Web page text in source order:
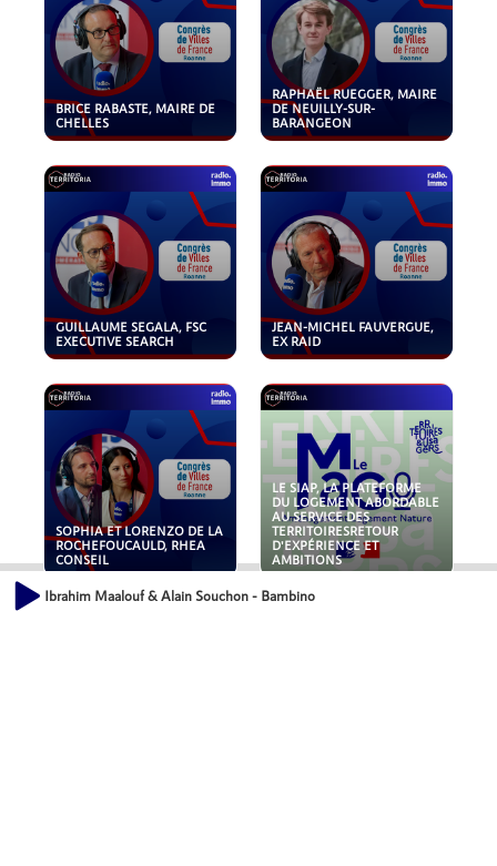
BRICE RABASTE, MAIRE DE
CHELLES
RAPHAËL RUEGGER, MAIRE
DE NEUILLY-SUR-
BARANGEON
GUILLAUME SEGALA, FSC
EXECUTIVE SEARCH
JEAN-MICHEL FAUVERGUE,
EX RAID
SOPHIA ET LORENZO DE LA
ROCHEFOUCAULD, RHEA
CONSEIL
LE SIAP, LA PLATEFORME
DU LOGEMENT ABORDABLE
AU SERVICE DES
TERRITOIRESRETOUR
D'EXPÉRIENCE ET
AMBITIONS
Ibrahim Maalouf & Alain Souchon - Bambino